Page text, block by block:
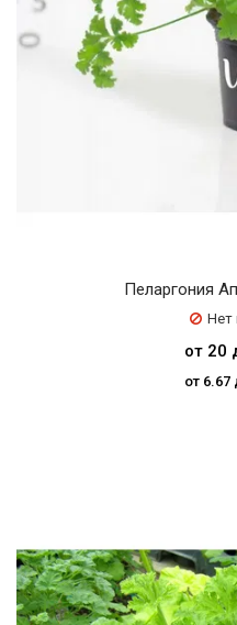
Пеларгония
Нет
от 20
от 6.67